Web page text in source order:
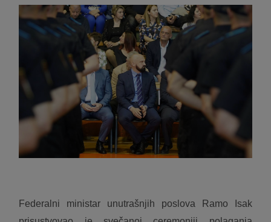
Federalni ministar unutrašnjih poslova Ramo Isak